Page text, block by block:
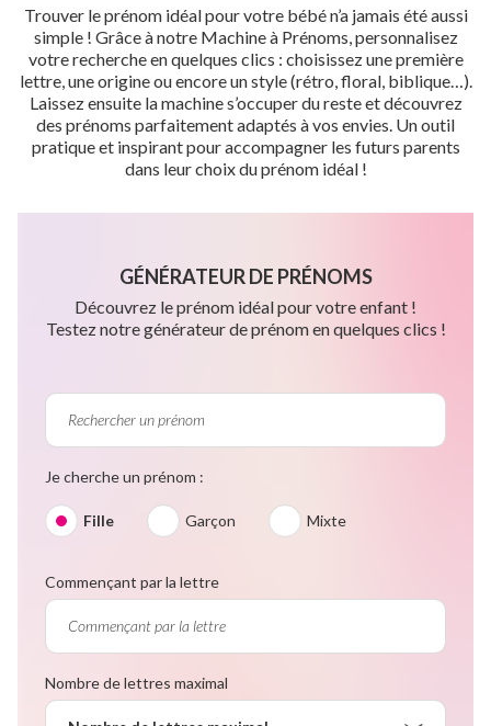
Trouver le prénom idéal pour votre bébé n’a jamais été aussi
simple ! Grâce à notre Machine à Prénoms, personnalisez
votre recherche en quelques clics : choisissez une première
lettre, une origine ou encore un style (rétro, floral, biblique…).
Laissez ensuite la machine s’occuper du reste et découvrez
des prénoms parfaitement adaptés à vos envies. Un outil
pratique et inspirant pour accompagner les futurs parents
dans leur choix du prénom idéal !
GÉNÉRATEUR DE PRÉNOMS
Découvrez le prénom idéal pour votre enfant !
Testez notre générateur de prénom en quelques clics !
Je cherche un prénom :
Fille Garçon Mixte
Commençant par la lettre
Nombre de lettres maximal